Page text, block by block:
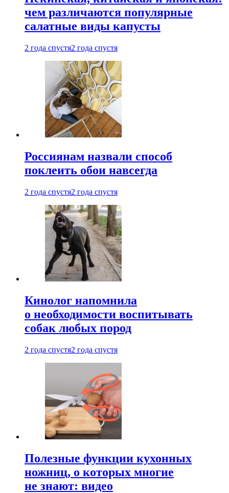
чем различаются популярные
салатные виды капусты
2 года спустя2 года спустя
Россиянам назвали способ
поклеить обои навсегда
2 года спустя2 года спустя
Кинолог напомнила
о необходимости воспитывать
собак любых пород
2 года спустя2 года спустя
Полезные функции кухонных
ножниц, о которых многие
не знают: видео